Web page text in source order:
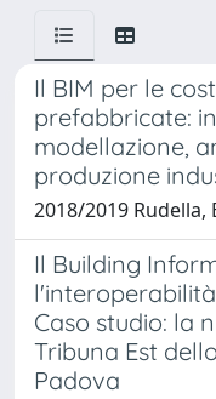
Il BIM per le
prefabbricate:
modellazione,
produzione
2018/2019 Rudella,
Il Building
Caso studio: la
Tribuna Est
Padova